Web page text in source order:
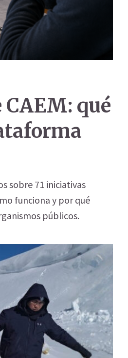
qué
sobre 71 iniciativas
funciona y por qué
públicos.